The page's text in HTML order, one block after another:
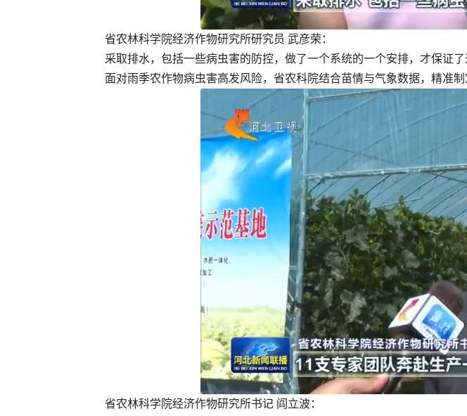
省农林科学院经济作物研究所研究员 武彦荣：
采取排水，包括一些病虫害的防控，做了一个系统的一个安排，才保证了
面对雨季农作物病虫害高发风险，省农科院结合苗情与气象数据，精准
省农林科学院经济作物研究所书记 阎立波：